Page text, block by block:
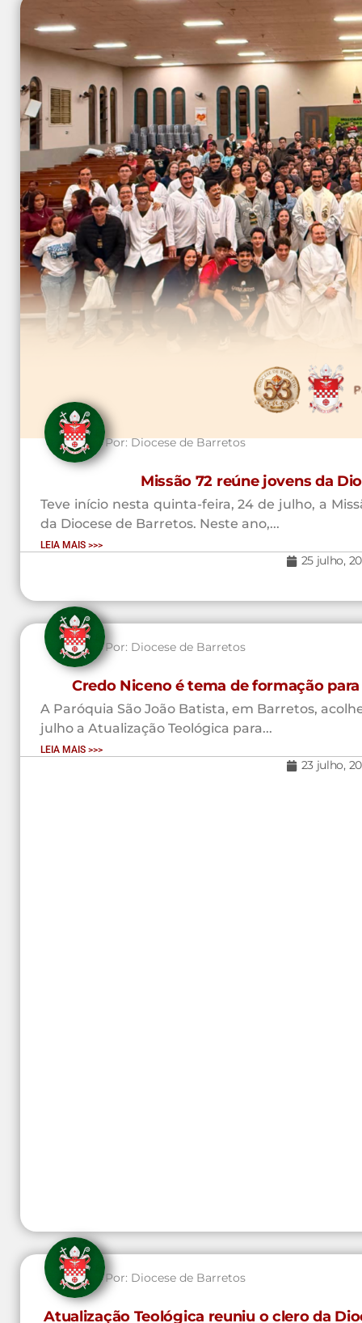
Por:Diocese de Barretos
Missão 72 reúne jovens da
Teve início nesta quinta-feira, 24 de julho, a
da Diocese de Barretos. Neste ano,...
LEIA MAIS >>>
25 julho,
Por: Diocese de Barretos
Credo Niceno é tema de formação
A Paróquia São João Batista, em Barretos,
julho a Atualização Teológica para...
LEIA MAIS >>>
23 julho,
Por: Diocese de Barretos
Atualização Teológica reuniu o clero da